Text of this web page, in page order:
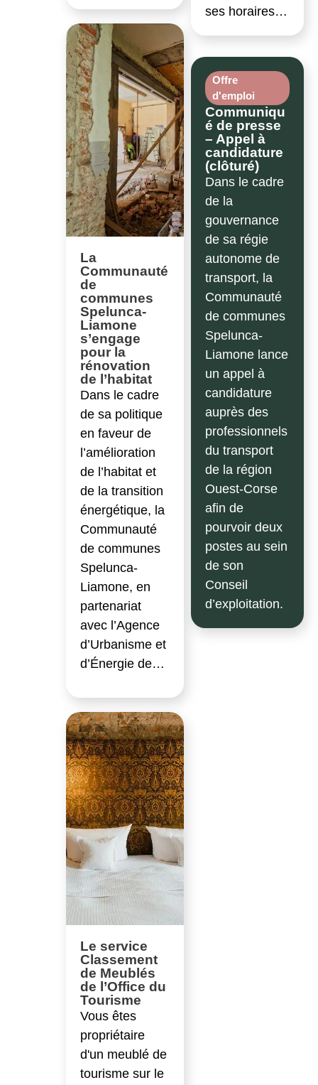
La
Communauté
de
communes
Spelunca-
Liamone
s’engage
pour la
rénovation
de l’habitat
Dans le cadre
de sa politique
en faveur de
l’amélioration
de l’habitat et
de la transition
énergétique, la
Communauté
de communes
Spelunca-
Liamone, en
partenariat
avec l’Agence
d’Urbanisme et
d’Énergie de…
Le service
Classement
de Meublés
de l’Office du
Tourisme
Vous êtes
propriétaire
d'un meublé de
tourisme sur le
ses horaires…
Offre
d'emploi
Communiqu
é de presse
– Appel à
candidature
(clôturé)
Dans le cadre
de la
gouvernance
de sa régie
autonome de
transport, la
Communauté
de communes
Spelunca-
Liamone lance
un appel à
candidature
auprès des
professionnels
du transport
de la région
Ouest-Corse
afin de
pourvoir deux
postes au sein
de son
Conseil
d’exploitation.